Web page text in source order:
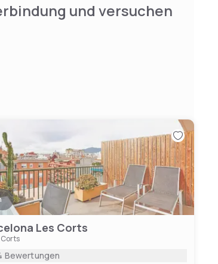
und versuchen
Les Corts
Corts
Bewertungen